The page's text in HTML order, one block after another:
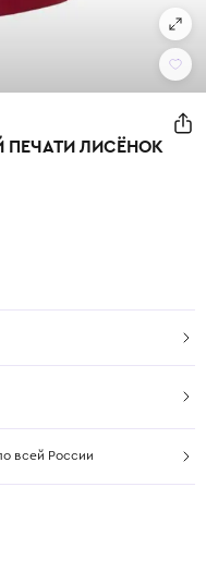
ЛИСЁНОК
всей России